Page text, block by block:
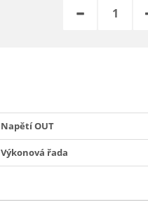
Napětí OUT
Výkonová řada